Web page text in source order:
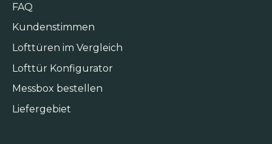
FAQ
Kundenstimmen
Lofttüren im Vergleich
Lofttür Konfigurator
Messbox bestellen
Liefergebiet